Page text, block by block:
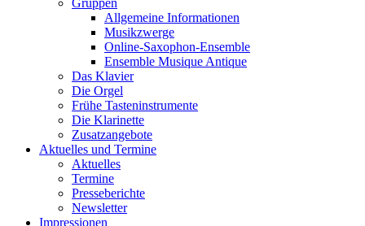
Gruppen
Allgemeine Informationen
Musikzwerge
Online-Saxophon-Ensemble
Ensemble Musique Antique
Das Klavier
Die Orgel
Frühe Tasteninstrumente
Die Klarinette
Zusatzangebote
Aktuelles und Termine
Aktuelles
Termine
Presseberichte
Newsletter
Impressionen